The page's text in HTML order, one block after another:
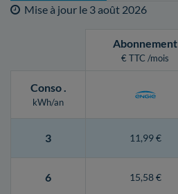
Mise à jour le 3 août 2026
Abonnement
€ TTC /mois
Conso.
kWh/an
3 11,99 €
6 15,58 €